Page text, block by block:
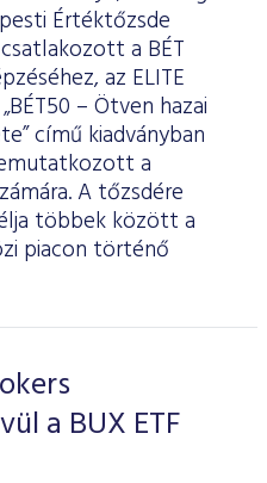
Értéktőzsde
a BÉT
az ELITE
– Ötven hazai
című kiadványban
a
A tőzsdére
többek között a
piacon történő
a BUX ETF